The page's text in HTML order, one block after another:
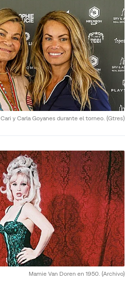
Cari y Carla Goyanes durante el torneo. (Gtres)
Mamie Van Doren en 1950. (Archivo)